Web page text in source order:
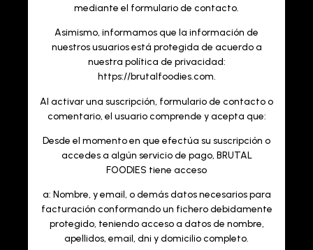
mediante el formulario de contacto.
Asimismo, informamos que la información de
nuestros usuarios está protegida de acuerdo a
nuestra política de privacidad:
https://brutalfoodies.com.
Al activar una suscripción, formulario de contacto o
comentario, el usuario comprende y acepta que:
Desde el momento en que efectúa su suscripción o
accedes a algún servicio de pago, BRUTAL
FOODIES tiene acceso
a: Nombre, y email, o demás datos necesarios para
facturación conformando un fichero debidamente
protegido, teniendo acceso a datos de nombre,
apellidos, email, dni y domicilio completo.